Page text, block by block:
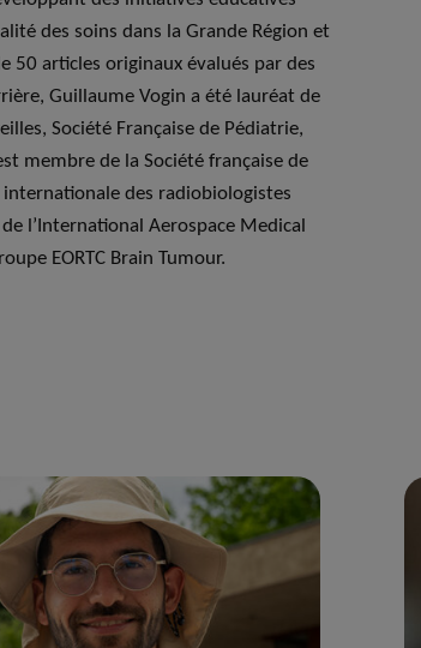
des soins dans la Grande Région et
50 articles originaux évalués par des
Guillaume Vogin a été lauréat de
Société Française de Pédiatrie,
membre de la Société française de
internationale des radiobiologistes
l’International Aerospace Medical
EORTC Brain Tumour.